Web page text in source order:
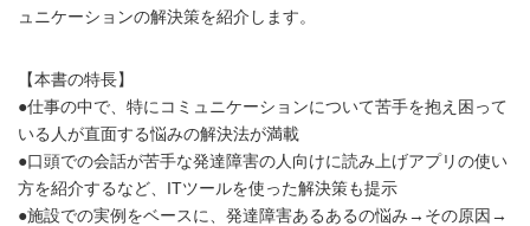
ュニケーションの解決策を紹介します。
【本書の特長】
●仕事の中で、特にコミュニケーションについて苦手を抱え困って
いる人が直面する悩みの解決法が満載
●口頭での会話が苦手な発達障害の人向けに読み上げアプリの使い
方を紹介するなど、ITツールを使った解決策も提示
●施設での実例をベースに、発達障害あるあるの悩み→その原因→